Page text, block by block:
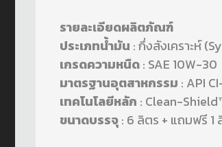
รายละเอียดผลิตภัณฑ์
ประเภทน้ำมัน : กึ่งสังเคราะห์
เกรดความหนืด: SAE 10W-30
มาตรฐานอุตสาหกรรม : API
เทคโนโลยีหลัก : Clean-
ขนาดบรรจุ: 6 ลิตร + แถมฟรี 1